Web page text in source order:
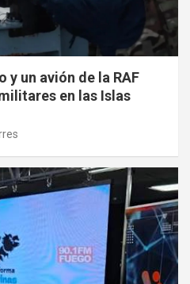
un avión de la RAF
en las Islas